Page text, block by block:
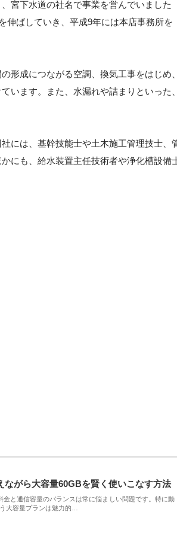
宮下水道の社名で事業を営んでいました
伸ばしていき、平成9年には本店事務所を
形成につながる空調、換気工事をはじめ
います。また、水漏れや詰まりといった
には、基幹技能士や土木施工管理技士、
にも、給水装置主任技術者や浄化槽設備
ながら大容量60GBを賢く使いこなす方法
と通信容量のバランスは常に悩ましい問題です。特に動
大容量プランは魅力的…